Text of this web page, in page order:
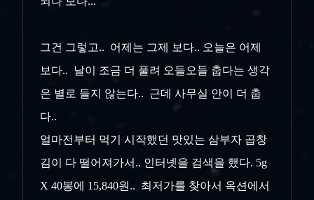
그건 그렇고.. 어제는 그제 보다.. 오늘은 어제
보다.. 날이 조금 더 풀려 오들오들 춥다는 생각
은 별로 들지 않는다.. 근데 사무실 안이 더 춥
다..
얼마전부터 먹기 시작했던 맛있는 삼부자 곱창
김이 다 떨어져가서.. 인터넷을 검색을 했다. 5g
X 40봉에 15,840원.. 최저가를 찾아서 옥션에서